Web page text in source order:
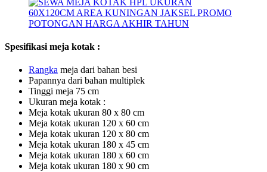
Spesifikasi meja kotak :
Rangka meja dari bahan besi
Papannya dari bahan multiplek
Tinggi meja 75 cm
Ukuran meja kotak :
Meja kotak ukuran 80 x 80 cm
Meja kotak ukuran 120 x 60 cm
Meja kotak ukuran 120 x 80 cm
Meja kotak ukuran 180 x 45 cm
Meja kotak ukuran 180 x 60 cm
Meja kotak ukuran 180 x 90 cm